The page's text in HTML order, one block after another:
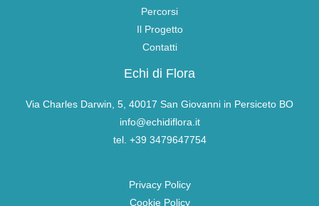
Percorsi
Il Progetto
Contatti
Echi di Flora
Via Charles Darwin, 5, 40017 San Giovanni in Persiceto BO
info@echidiflora.it
tel. +39 3479647754
Privacy Policy
Cookie Policy